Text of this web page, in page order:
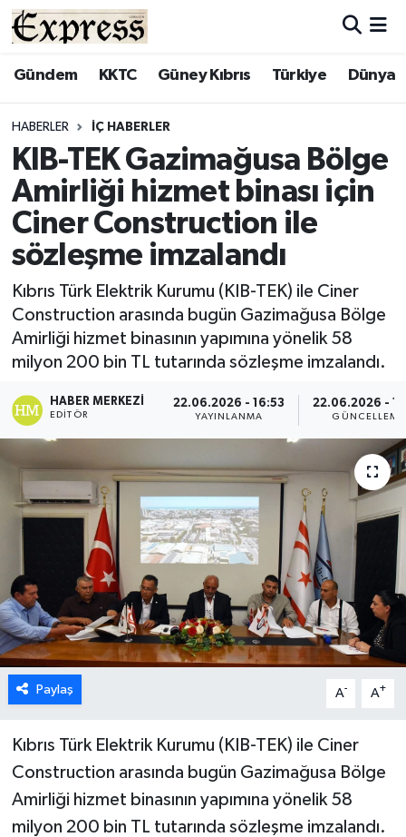
Gündem KKTC Güney Kıbrıs Türkiye Dünya
HABERLER İÇ HABERLER
KIB-TEK Gazimağusa Bölge
Amirliği hizmet binası için
Ciner Construction ile
sözleşme imzalandı
Kıbrıs Türk Elektrik Kurumu (KIB-TEK) ile Ciner
Construction arasında bugün Gazimağusa Bölge
Amirliği hizmet binasının yapımına yönelik 58
milyon 200 bin TL tutarında sözleşme imzalandı.
HABER MERKEZI
EDITÖR
22.06.2026 - 16:53
YAYINLANMA
22.06.2026 -
GÜNCELLEME
Paylaş A- A+
Kıbrıs Türk Elektrik Kurumu (KIB-TEK) ile Ciner
Construction arasında bugün Gazimağusa Bölge
Amirliği hizmet binasının yapımına yönelik 58
milyon 200 bin TL tutarında sözleşme imzalandı.
ALAYKÖY
BİLİM
ÇATALKÖY
DÜNYA
EĞİTİM
EKONOMİ
ENGLISH
ESENTEPE
GAZİMAĞUSA
GİRNE
GÜNDEM
GÜNEY KIBRIS
İÇ HABERLER
LAPTA
LEFKOŞA
Hava Durumu
Süper Lig Puan Durumu ve Fikstür
Tüm Manşetler
Son Dakika Haberleri
Haber Arşivi